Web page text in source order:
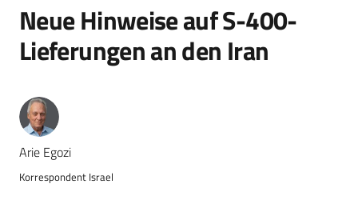
Neue Hinweise auf S-400-
Lieferungen an den Iran
Arie Egozi
Korrespondent Israel